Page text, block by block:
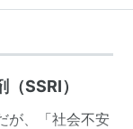
SSRI）
が、「社会不安